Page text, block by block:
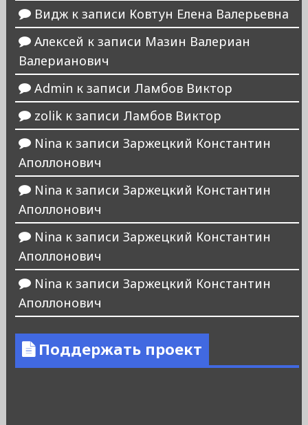
Виджк записи Ковтун Елена Валерьевна
Алексей к записи Мазин Валериан
Валерианович
Admin к записи Ламбов Виктор
zolikк записи Ламбов Виктор
Nina к записи Заржецкий Константин
Аполлонович
Nina к записи Заржецкий Константин
Аполлонович
Nina к записи Заржецкий Константин
Аполлонович
Nina к записи Заржецкий Константин
Аполлонович
Поддержать проект